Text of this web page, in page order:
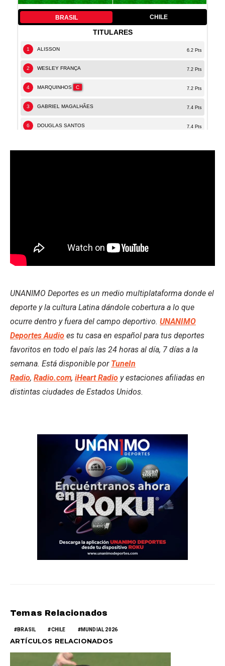
UNANIMO Deportes es un medio multiplataforma donde el
deporte y la cultura Latina dándole cobertura a lo que
ocurre dentro y fuera del campo deportivo. UNANIMO
Deportes Audio es tu casa en español para tus deportes
favoritos en todo el país las 24 horas al día, 7 días a la
semana. Está disponible por TuneIn
Radio, Radio.com, iHeart Radio y estaciones afiliadas en
distintas ciudades de Estados Unidos.
Temas Relacionados
BRASIL CHILE MUNDIAL 2026
ARTÍCULOS RELACIONADOS